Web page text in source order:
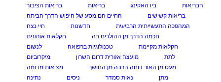
הבריאות
ביו האקינג בריאות
בריאות הציבור
בריאות קשישים
החיים הם מסע של חיפוש הדרך הביתה
המהפכה התעשייתית הרביעית
חדשנות
חיי נצח
חכמה הדרך מן ההולכים בה
חקלאות אורגנית
חקלאות מקיימת
טכנולוגיות ברפואה
לנשום
לתת
מועצה אזורית דרום השרון
מיקרוביום
מעט מן האור דוחה הרבה מן החושך
מציאות מדומה
מתן
נאות סמדר ניסים
נתינה